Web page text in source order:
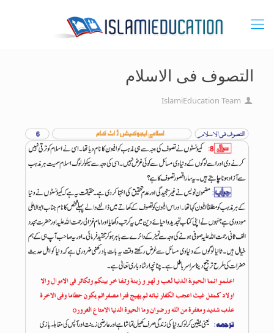
التصوف فی الاسلام
IslamiEducation Team